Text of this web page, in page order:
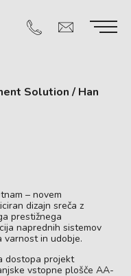
Solution / Han
– novem
dizajn sreča z
prestižnega
naprednih sistemov
varnost in udobje.
dostopa projekt
vstopne plošče AA-